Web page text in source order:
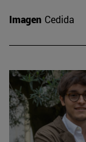
Imagen Cedida